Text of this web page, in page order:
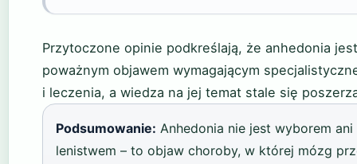
Przytoczone opinie podkreślają, że anhedonia jest
poważnym objawem wymagającym
i leczenia, a wiedza na jej temat stale się
Podsumowanie: Anhedonia nie jest wyborem ani
lenistwem – to objaw choroby, w której mózg